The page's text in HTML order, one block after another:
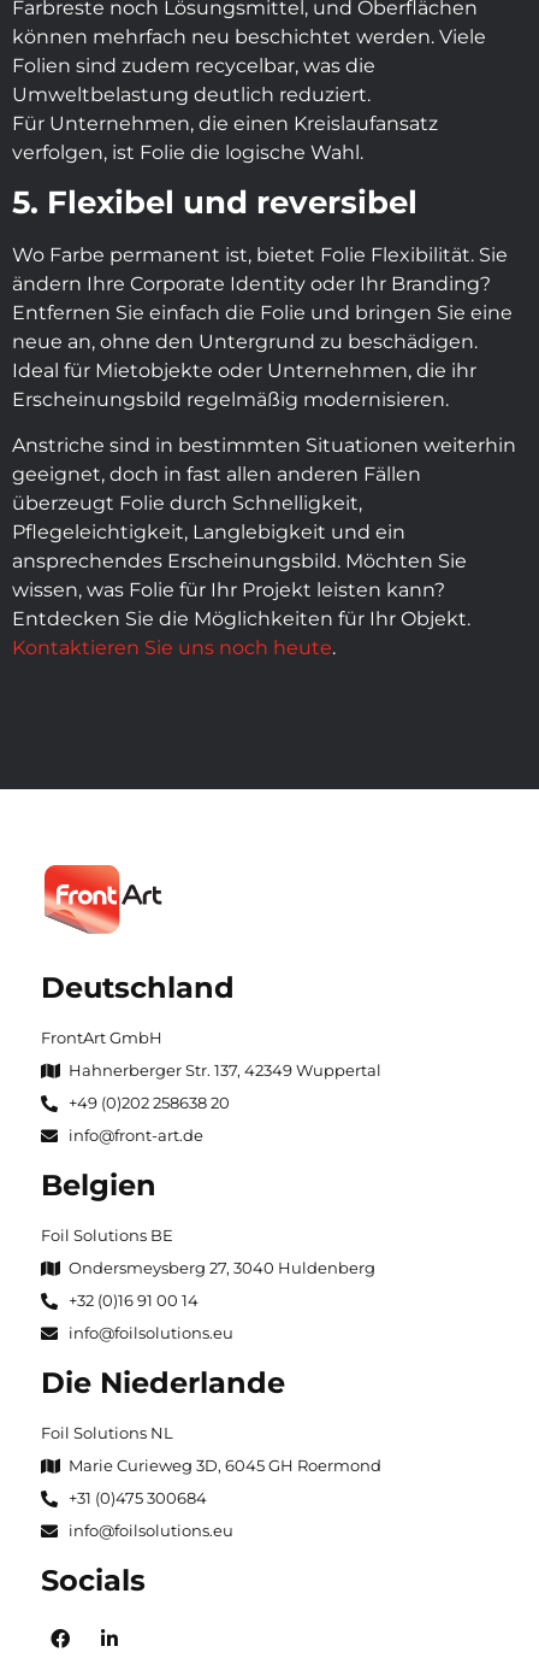
Farbreste noch Lösungsmittel, und Oberflächen
können mehrfach neu beschichtet werden. Viele
Folien sind zudem recycelbar, was die
Umweltbelastung deutlich reduziert.
Für Unternehmen, die einen Kreislaufansatz
verfolgen, ist Folie die logische Wahl.
5. Flexibel und reversibel
Wo Farbe permanent ist, bietet Folie Flexibilität. Sie
ändern Ihre Corporate Identity oder Ihr Branding?
Entfernen Sie einfach die Folie und bringen Sie eine
neue an, ohne den Untergrund zu beschädigen.
Ideal für Mietobjekte oder Unternehmen, die ihr
Erscheinungsbild regelmäßig modernisieren.
Anstriche sind in bestimmten Situationen weiterhin
geeignet, doch in fast allen anderen Fällen
überzeugt Folie durch Schnelligkeit,
Pflegeleichtigkeit, Langlebigkeit und ein
ansprechendes Erscheinungsbild. Möchten Sie
wissen, was Folie für Ihr Projekt leisten kann?
Entdecken Sie die Möglichkeiten für Ihr Objekt.
Kontaktieren Sie uns noch heute.
Deutschland
FrontArt GmbH
Hahnerberger Str. 137, 42349 Wuppertal
+49 (0)202 258638 20
info@front-art.de
Belgien
Foil Solutions BE
Ondersmeysberg 27, 3040 Huldenberg
+32 (0)16 91 00 14
info@foilsolutions.eu
Die Niederlande
Foil Solutions NL
Marie Curieweg 3D, 6045 GH Roermond
+31 (0)475 300684
info@foilsolutions.eu
Socials